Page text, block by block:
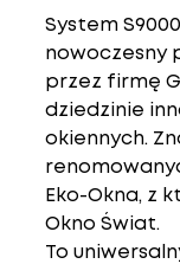
System S9000
nowoczesny
przez firmę
dziedzinie
okiennych.
Eko-Okna, z
Okno Świat.
To